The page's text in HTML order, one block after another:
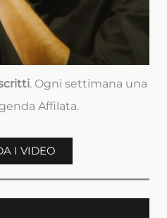
. Ogni settimana una
Affilata.
I VIDEO